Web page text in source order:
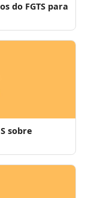
do FGTS para
sobre